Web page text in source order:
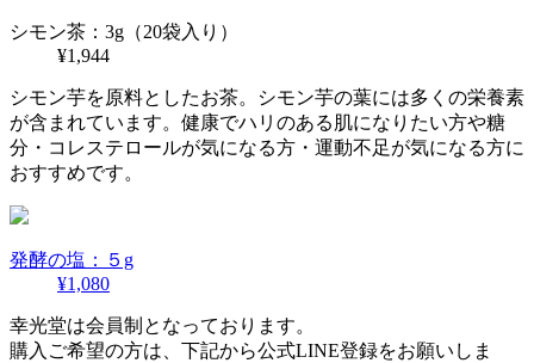
シモン茶：3g（20袋入り）
¥1,944
シモン芋を原料としたお茶。シモン芋の葉には多くの栄養素
が含まれています。健康でハリのある肌になりたい方や糖
分・コレステロールが気になる方・運動不足が気になる方に
おすすめです。
発酵の塩：５g
¥1,080
幸光堂は会員制となっております。
購入ご希望の方は、下記から公式LINE登録をお願いしま